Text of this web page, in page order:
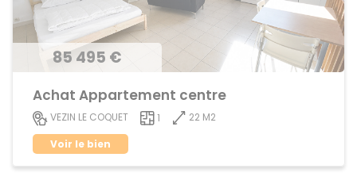
85 495 €
Achat Appartement centre
VEZIN LE COQUET 1
22 M2
Voir le bien